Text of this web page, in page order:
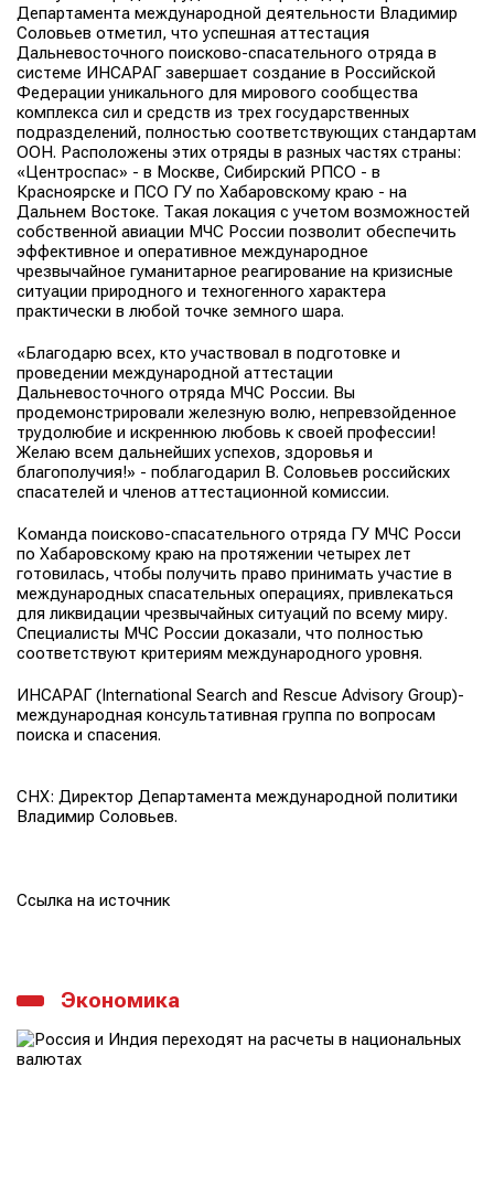
Департамента международной деятельности Владимир
Соловьев отметил, что успешная аттестация
Дальневосточного поисково-спасательного отряда в
системе ИНСАРАГ завершает создание в Российской
Федерации уникального для мирового сообщества
комплекса сил и средств из трех государственных
подразделений, полностью соответствующих стандартам
ООН. Расположены этих отряды в разных частях страны:
«Центроспас» - в Москве, Сибирский РПСО - в
Красноярске и ПСО ГУ по Хабаровскому краю - на
Дальнем Востоке. Такая локация с учетом возможностей
собственной авиации МЧС России позволит обеспечить
эффективное и оперативное международное
чрезвычайное гуманитарное реагирование на кризисные
ситуации природного и техногенного характера
практически в любой точке земного шара.
«Благодарю всех, кто участвовал в подготовке и
проведении международной аттестации
Дальневосточного отряда МЧС России. Вы
продемонстрировали железную волю, непревзойденное
трудолюбие и искреннюю любовь к своей профессии!
Желаю всем дальнейших успехов, здоровья и
благополучия!» - поблагодарил В. Соловьев российских
спасателей и членов аттестационной комиссии.
Команда поисково-спасательного отряда ГУ МЧС Росси
по Хабаровскому краю на протяжении четырех лет
готовилась, чтобы получить право принимать участие в
международных спасательных операциях, привлекаться
для ликвидации чрезвычайных ситуаций по всему миру.
Специалисты МЧС России доказали, что полностью
соответствуют критериям международного уровня.
ИНСАРАГ (International Search and Rescue Advisory Group)-
международная консультативная группа по вопросам
поиска и спасения.
СНХ: Директор Департамента международной политики
Владимир Соловьев.
Ссылка на источник
Экономика